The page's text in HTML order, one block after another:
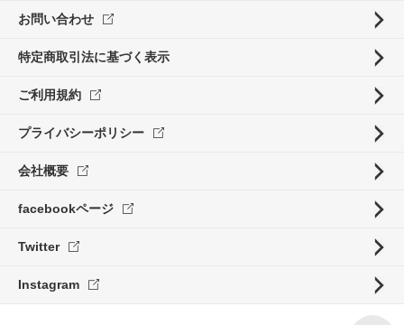
お問い合わせ
特定商取引法に基づく表示
ご利用規約
プライバシーポリシー
会社概要
facebookページ
Twitter
Instagram